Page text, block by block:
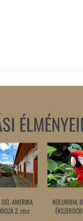
AMERIKA
2. rész
KOLUMBIA,